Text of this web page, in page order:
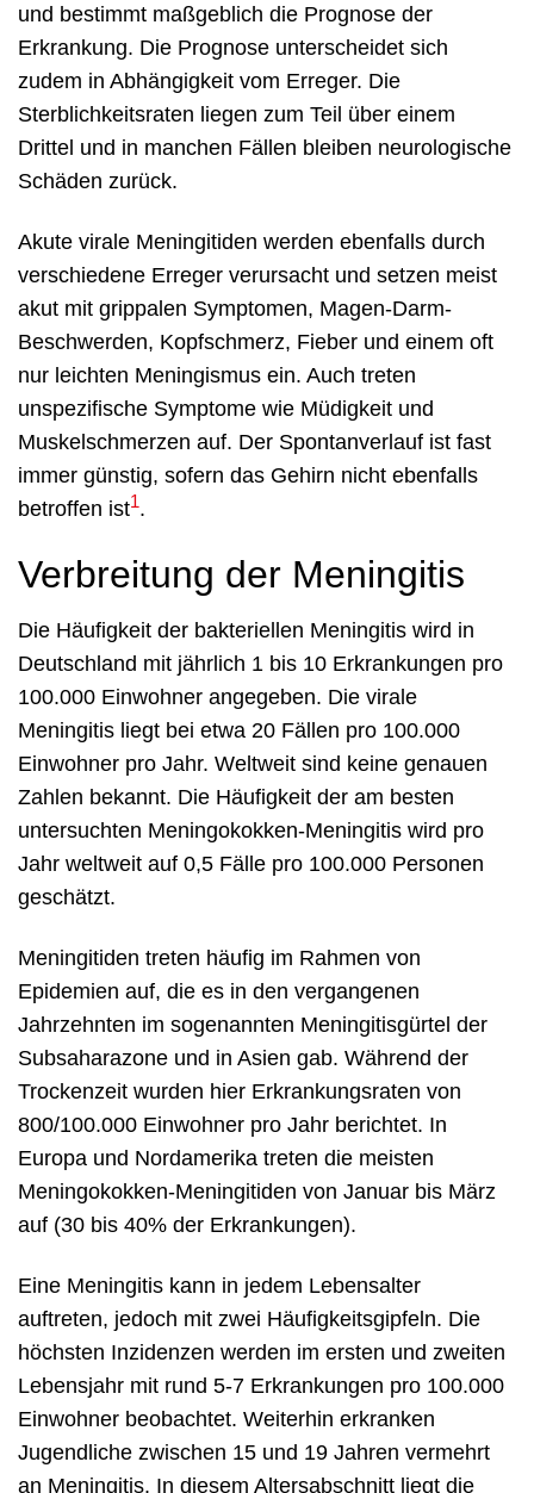
und bestimmt maßgeblich die Prognose der
Erkrankung. Die Prognose unterscheidet sich
zudem in Abhängigkeit vom Erreger. Die
Sterblichkeitsraten liegen zum Teil über einem
Drittel und in manchen Fällen bleiben neurologische
Schäden zurück.
Akute virale Meningitiden werden ebenfalls durch
verschiedene Erreger verursacht und setzen meist
akut mit grippalen Symptomen, Magen-Darm-
Beschwerden, Kopfschmerz, Fieber und einem oft
nur leichten Meningismus ein. Auch treten
unspezifische Symptome wie Müdigkeit und
Muskelschmerzen auf. Der Spontanverlauf ist fast
immer günstig, sofern das Gehirn nicht ebenfalls
betroffen ist1.
Verbreitung der Meningitis
Die Häufigkeit der bakteriellen Meningitis wird in
Deutschland mit jährlich 1 bis 10 Erkrankungen pro
100.000 Einwohner angegeben. Die virale
Meningitis liegt bei etwa 20 Fällen pro 100.000
Einwohner pro Jahr. Weltweit sind keine genauen
Zahlen bekannt. Die Häufigkeit der am besten
untersuchten Meningokokken-Meningitis wird pro
Jahr weltweit auf 0,5 Fälle pro 100.000 Personen
geschätzt.
Meningitiden treten häufig im Rahmen von
Epidemien auf, die es in den vergangenen
Jahrzehnten im sogenannten Meningitisgürtel der
Subsaharazone und in Asien gab. Während der
Trockenzeit wurden hier Erkrankungsraten von
800/100.000 Einwohner pro Jahr berichtet. In
Europa und Nordamerika treten die meisten
Meningokokken-Meningitiden von Januar bis März
auf (30 bis 40% der Erkrankungen).
Eine Meningitis kann in jedem Lebensalter
auftreten, jedoch mit zwei Häufigkeitsgipfeln. Die
höchsten Inzidenzen werden im ersten und zweiten
Lebensjahr mit rund 5-7 Erkrankungen pro 100.000
Einwohner beobachtet. Weiterhin erkranken
Jugendliche zwischen 15 und 19 Jahren vermehrt
an Meningitis. In diesem Altersabschnitt liegt die